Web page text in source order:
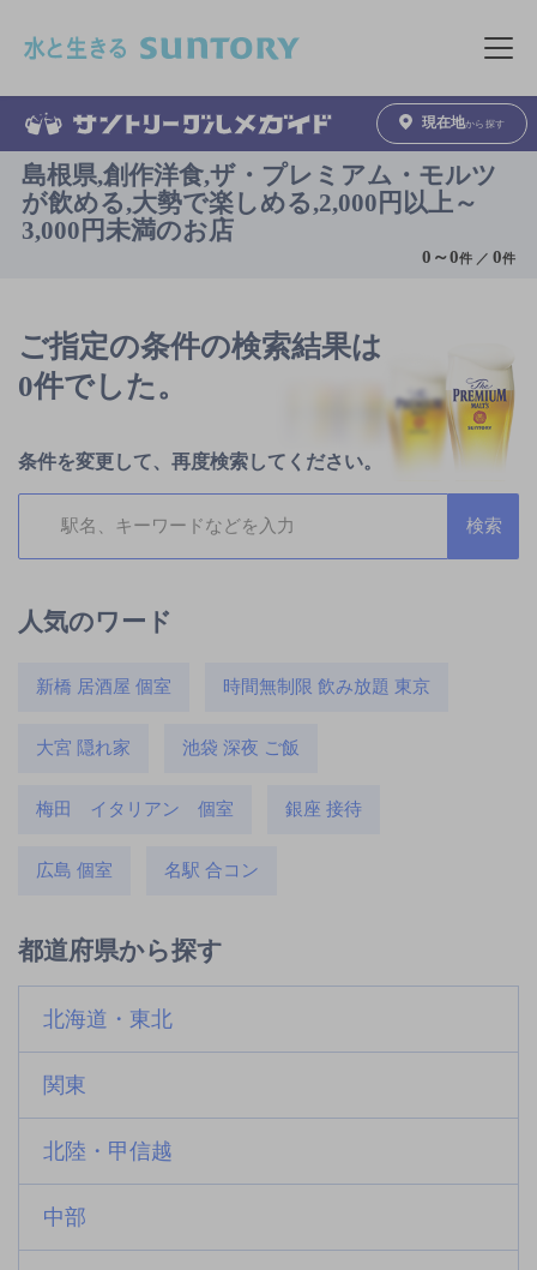
メニュ
現在地から探す
島根県,創作洋食,ザ・プレミアム・モルツ
が飲める,大勢で楽しめる,2,000円以上～
3,000円未満のお店
0 ～0件 ／0件
ご指定の条件の検索結果は
0件でした。
条件を変更して、再度検索してください。
人気のワード
新橋 居酒屋 個室 時間無制限 飲み放題 東京
大宮 隠れ家 池袋 深夜 ご飯
梅田 イタリアン 個室 銀座 接待
広島 個室 名駅 合コン
都道府県から探す
北海道・東北
関東
北陸・甲信越
中部